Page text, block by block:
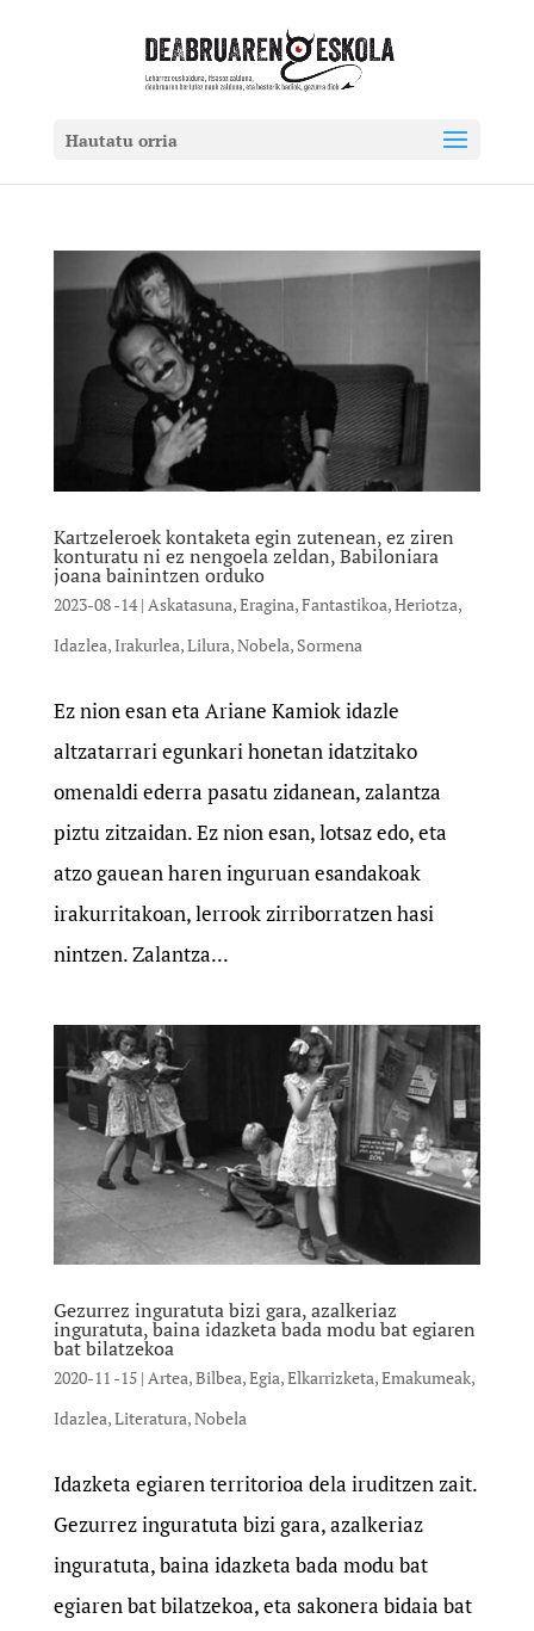
Hautatu orria
Kartzeleroek kontaketa egin zutenean, ez ziren
konturatu ni ez nengoela zeldan, Babiloniara
joana bainintzen orduko
2023-08 -14| Askatasuna,Eragina,Fantastikoa,Heriotza,
Idazlea,Irakurlea,Lilura,Nobela, Sormena
Ez nion esan eta Ariane Kamiok idazle
altzatarrari egunkari honetan idatzitako
omenaldi ederra pasatu zidanean, zalantza
piztu zitzaidan. Ez nion esan, lotsaz edo, eta
atzo gauean haren inguruan esandakoak
irakurritakoan, lerrook zirriborratzen hasi
nintzen. Zalantza...
Gezurrez inguratuta bizi gara, azalkeriaz
inguratuta, baina idazketa bada modu bat egiaren
bat bilatzekoa
2020-11 -15| Artea,Bilbea,Egia,Elkarrizketa,Emakumeak,
Idazlea,Literatura,Nobela
Idazketa egiaren territorioa dela iruditzen zait.
Gezurrez inguratuta bizi gara, azalkeriaz
inguratuta, baina idazketa bada modu bat
egiaren bat bilatzekoa, eta sakonera bidaia bat